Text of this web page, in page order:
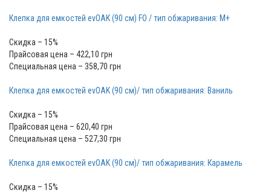
Клепка для емкостей evOAK (90 см) FO / тип обжаривания: M+
Скидка – 15%
Прайсовая цена – 422,10 грн
Специальная цена – 358,70 грн
Клепка для емкостей evOAK (90 см)/ тип обжаривания: Ваниль
Скидка – 15%
Прайсовая цена – 620,40 грн
Специальная цена – 527,30 грн
Клепка для емкостей evOAK (90 см)/ тип обжаривания: Карамель
Скидка – 15%